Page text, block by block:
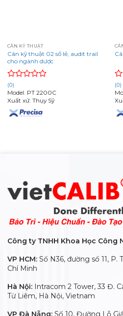
CÂN KỸ THUẬT
Cân kỹ thuật 02 số lẻ, audit trail
cho ngành dược
Rated
0
out
of
5
(0)
Model: PT 2200C
Xuất xứ: Thụy Sỹ
0
of
5
(0)
Công ty TNHH Khoa Học Công
VP HCM: Số N36, đường số 11, P.
Chí Minh
Hà Nội: Intracom 2 Tower, 33 Đ.
Từ Liêm, Hà Nội, Vietnam
VP Đà Nẵng: Số 10, Đường Lỗ